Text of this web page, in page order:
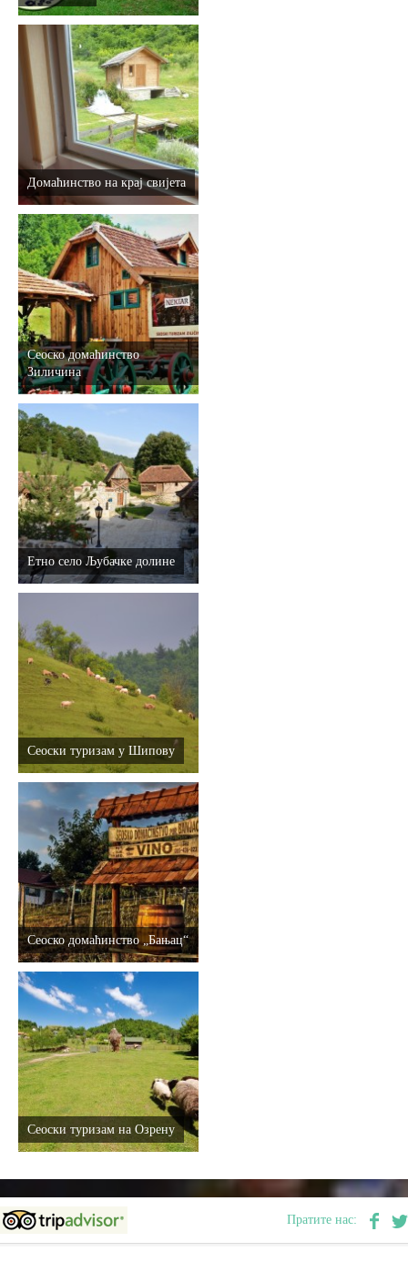
Домаћинство на крај свијета
Сеоско домаћинство
Зиличина
Етно село Љубачке долине
Сеоски туризам у Шипову
Сеоско домаћинство „Бањац“
Сеоски туризам на Озрену
Пратите нас: